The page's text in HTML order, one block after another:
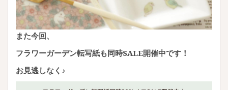
また今回、
フラワーガーデン転写紙も同時SALE開催中です！
お見逃しなく♪